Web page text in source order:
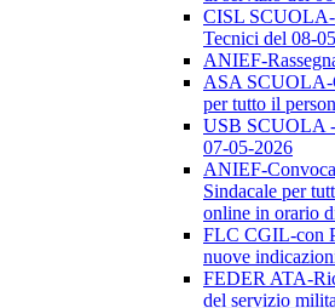
CISL
Tecnici del 08-
ANIEF-
ASA SCUOLA-
per tutto il
USB SCUOLA -
07-05-2026
ANIEF-
Sindacale per
online in orario
FLC CGIL-con
nuove
FEDER ATA-
del servizio